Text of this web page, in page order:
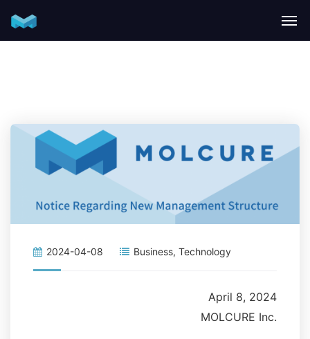
2024-04-08 Business, Technology
April 8, 2024
MOLCURE Inc.